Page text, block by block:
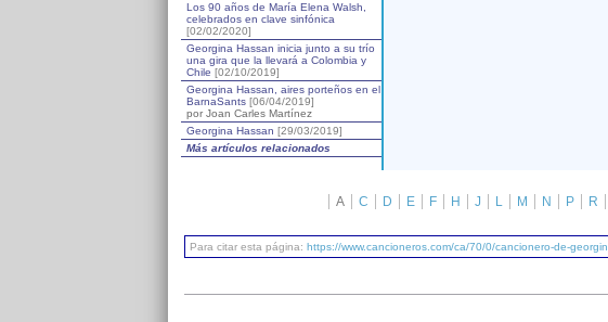
Los 90 años de María Elena Walsh,
celebrados en clave sinfónica
[02/02/2020]
Georgina Hassan inicia junto a su trío
una gira que la llevará a Colombia y
Chile [02/10/2019]
Georgina Hassan, aires porteños en el
BarnaSants [06/04/2019]
por Joan Carles Martínez
Georgina Hassan [29/03/2019]
Más artículos relacionados
A C D E F H J L M N P R
Para citar esta página: https://www.cancioneros.com/ca/70/0/cancionero-de-